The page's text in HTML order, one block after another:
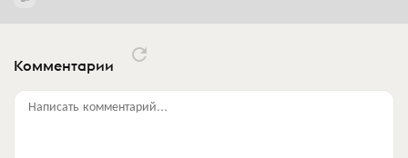
Комментарии
Написать комментарий...